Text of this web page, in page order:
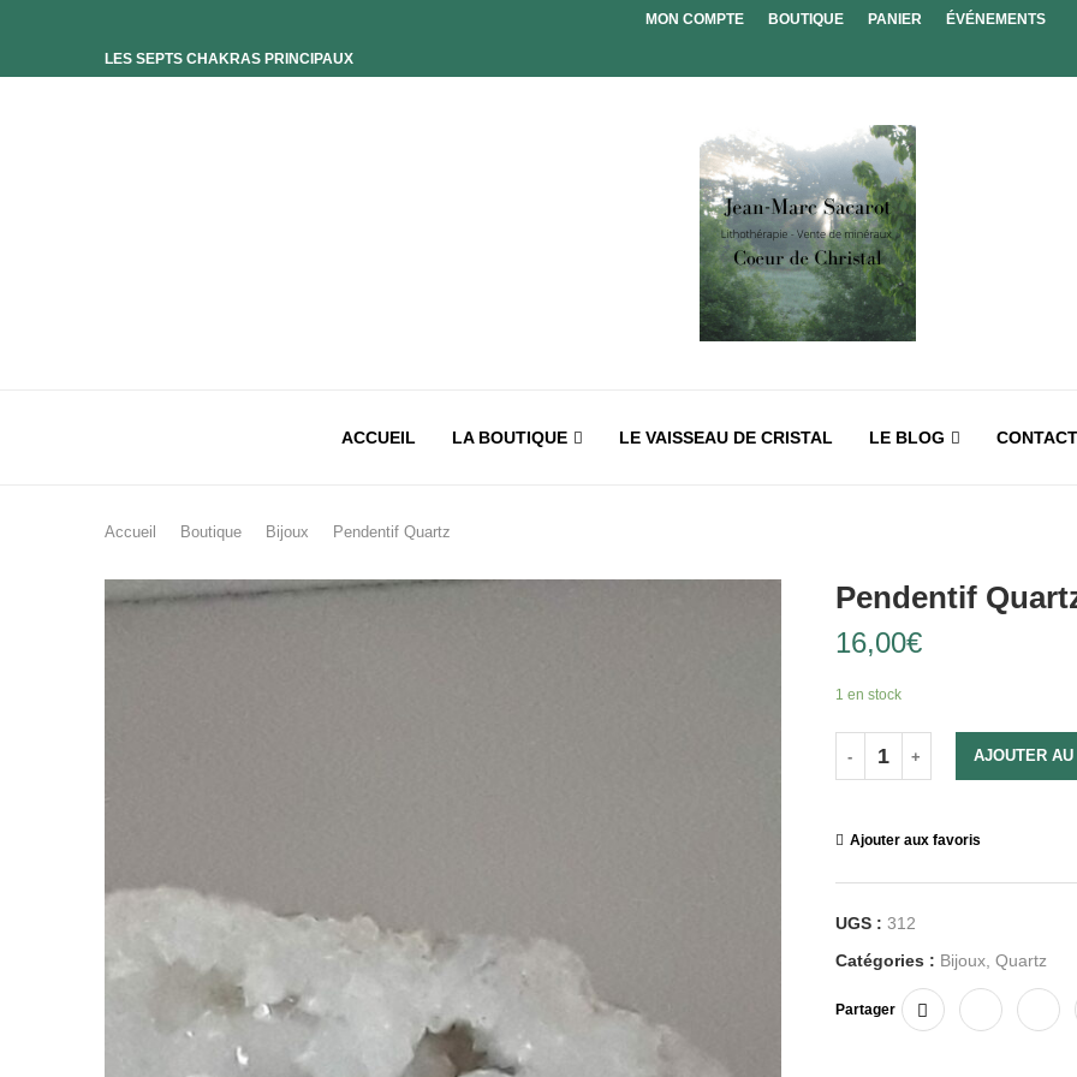
LES SEPTS CHAKRAS PRINCIPAUX
MON COMPTE BOUTIQUE PANIER ÉVÉNEMENTS
ACCUEIL LA BOUTIQUE LE VAISSEAU DE CRISTAL LE BLOG CONTACT
Accueil Boutique Bijoux Pendentif Quartz
Pendentif
16,00€
1 en stock
AJOUTER AU
Ajouter aux favoris
UGS : 312
Catégories : Bijoux, Quartz
Partager